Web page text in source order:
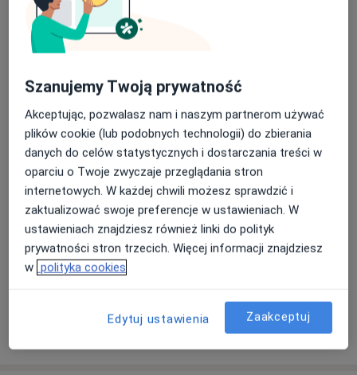
Iniekcje dostawowe
Szczegóły
Terapia przeciwbólowa
Szczegóły
Pomiary ciała
Szczegóły
W jaki sposób ustalane są ceny?
Szanujemy Twoją prywatność
Akceptując, pozwalasz nam i naszym partnerom używać
plików cookie (lub podobnych technologii) do zbierania
danych do celów statystycznych i dostarczania treści w
oparciu o Twoje zwyczaje przeglądania stron
internetowych. W każdej chwili możesz sprawdzić i
zaktualizować swoje preferencje w ustawieniach. W
ustawieniach znajdziesz również linki do polityk
prywatności stron trzecich. Więcej informacji znajdziesz
w polityka cookies
Edytuj ustawienia Zaakceptuj